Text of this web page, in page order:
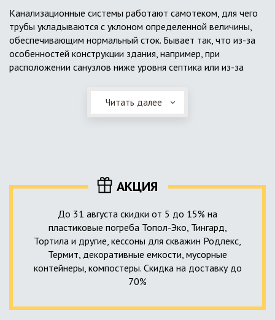
удобные условия для обслуживания в любой период года.
Кессон может быть выполнен из обычных железобетонных
колец, но только при отсутствии высокого уровня
подземных вод, так как в этом случае затруднительно
обеспечить требуемую герметичность. Если имеется
достаточную герметичность, недорогие, легко
Канализационные системы работают самотеком, для чего
трубы укладываются с уклоном определенной величины,
обеспечивающим нормальный сток. Бывает так, что из-за
особенностей конструкции здания, например, при
расположении санузлов ниже уровня септика или из-за
Единственное решение в таком случае – это
использование КНС – канализационной насосной станции.
до выгребной ямы, септика или станции ГБО.
Читать далее
АКЦИЯ
До 31 августа скидки от 5 до 15% на
пластиковые погреба Топол-Эко, Тингард,
Тортила и другие, кессоны для скважин Родлекс,
Термит, декоративные емкости, мусорные
контейнеры, компостеры. Скидка на доставку до
70%